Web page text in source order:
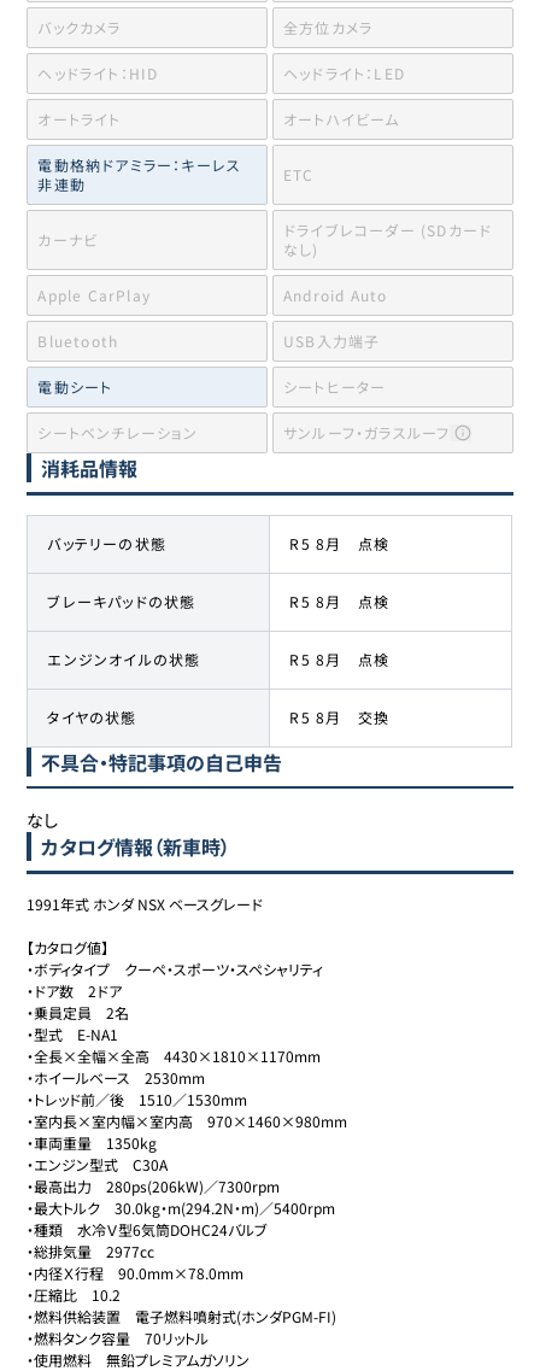
バックカメラ 全方位カメラ
ヘッドライト：HID ヘッドライト：LED
オートライト オートハイビーム
電動格納ドアミラー：キーレス
非連動
ETC
カーナビ
ドライブレコーダー (SDカード
なし)
Apple CarPlay Android Auto
Bluetooth USB入力端子
電動シート シートヒーター
シートベンチレーション サンルーフ・ガラスルーフ
消耗品情報
バッテリーの状態 R5 8月 点検
ブレーキパッドの状態 R5 8月 点検
エンジンオイルの状態 R5 8月 点検
タイヤの状態 R5 8月 交換
不具合・特記事項の自己申告
なし
カタログ情報（新車時）
1991年式 ホンダ NSX ベースグレード
【カタログ値】
・ボディタイプ　クーペ・スポーツ・スペシャリティ
・ドア数　2ドア
・乗員定員　2名
・型式　E-NA1
・全長×全幅×全高　4430×1810×1170mm
・ホイールベース　2530mm
・トレッド前／後　1510／1530mm
・室内長×室内幅×室内高　970×1460×980mm
・車両重量　1350kg
・エンジン型式　C30A
・最高出力　280ps(206kW)／7300rpm
・最大トルク　30.0kg・m(294.2N・m)／5400rpm
・種類　水冷Ｖ型6気筒DOHC24バルブ
・総排気量　2977cc
・内径Ｘ行程　90.0mm×78.0mm
・圧縮比　10.2
・燃料供給装置　電子燃料噴射式(ホンダPGM-FI)
・燃料タンク容量　70リットル
・使用燃料　無鉛プレミアムガソリン